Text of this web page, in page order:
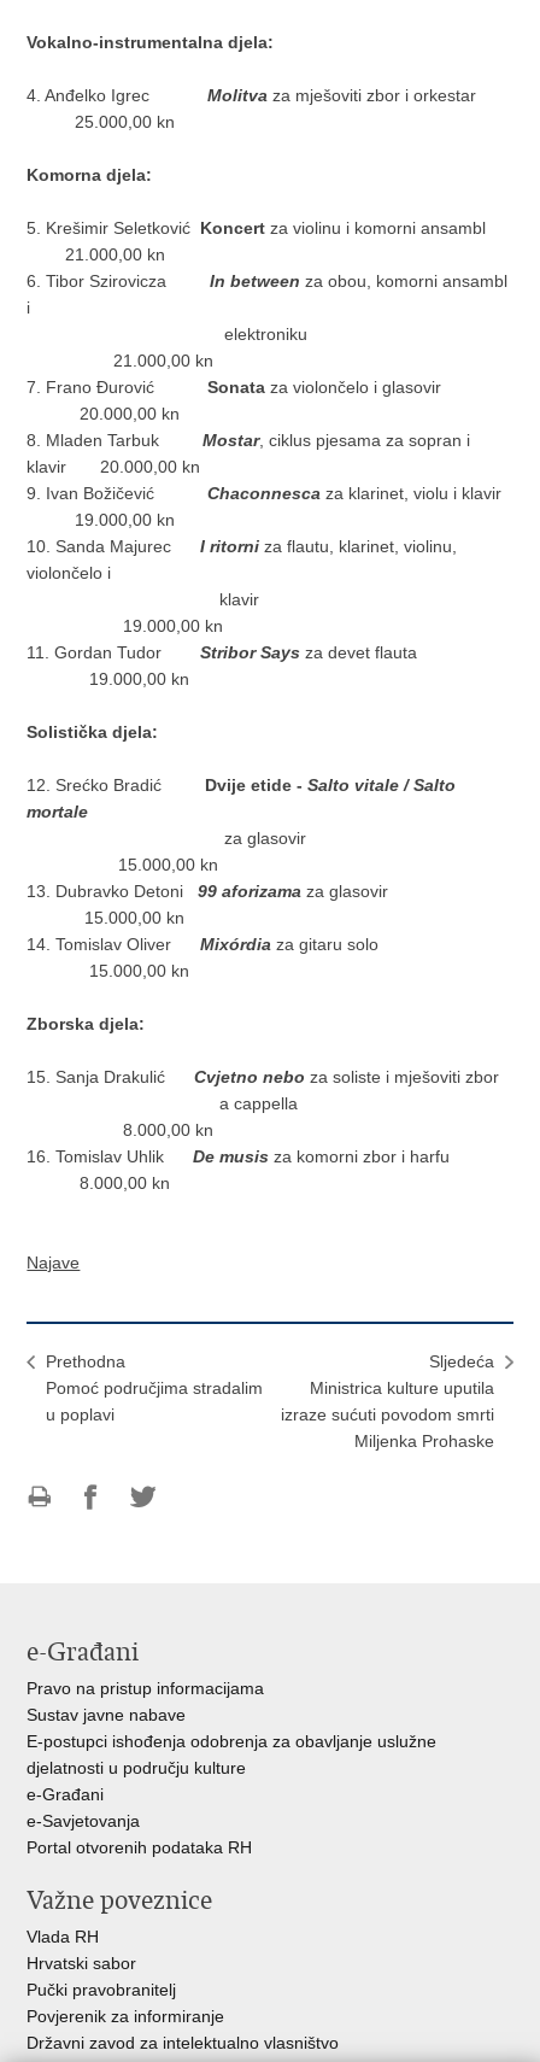
Vokalno-instrumentalna djela:
4. Anđelko IgrecMolitva za mješoviti zbor i orkestar
25.000,00 kn
Komorna djela:
5. Krešimir Seletković Koncertza violinu i komorni ansambl
21.000,00 kn
6. Tibor SziroviczaIn between za obou, komorni ansambl
i
elektroniku
21.000,00 kn
7. Frano ĐurovićSonata za violončelo i glasovir
20.000,00 kn
8. Mladen TarbukMostar, ciklus pjesama za sopran i
klavir 20.000,00 kn
9. Ivan BožičevićChaconnesca za klarinet, violu i klavir
19.000,00 kn
10. Sanda Majurec
I ritorniza flautu, klarinet, violinu,
violončelo i
klavir
19.000,00 kn
11. Gordan TudorStribor Says za devet flauta
19.000,00 kn
Solistička djela:
12. Srećko Bradić Dvije etide -Salto vitale / Salto
mortale
za glasovir
15.000,00 kn
13. Dubravko Detoni99 aforizama za glasovir
15.000,00 kn
14. Tomislav OliverMixórdia za gitaru solo
15.000,00 kn
Zborska djela:
15. Sanja DrakulićCvjetno nebo za soliste i mješoviti zbor
a cappella
8.000,00 kn
16. Tomislav UhlikDe musis za komorni zbor i harfu
8.000,00 kn
Najave
Prethodna
Pomoć područjima stradalim
u poplavi
Sljedeća
Ministrica kulture uputila
izraze sućuti povodom smrti
Miljenka Prohaske
e-Građani
Pravo na pristup informacijama
Sustav javne nabave
E-postupci ishođenja odobrenja za obavljanje uslužne
djelatnosti u području kulture
e-Građani
e-Savjetovanja
Portal otvorenih podataka RH
Važne poveznice
Vlada RH
Hrvatski sabor
Pučki pravobranitelj
Povjerenik za informiranje
Državni zavod za intelektualno vlasništvo